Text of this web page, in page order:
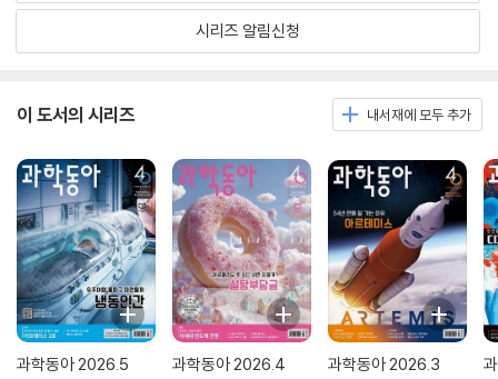
시리즈 알림신청
이 도서의 시리즈 내서재에 모두 추가
과학동아 2026.5 과학동아 2026.4 과학동아 2026.3